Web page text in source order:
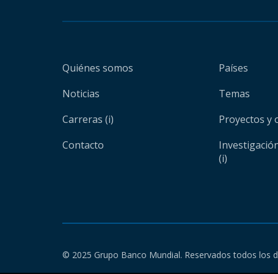
Quiénes somos
Noticias
Carreras (i)
Contacto
Países
Temas
Proyectos y
(i)
© 2025 Grupo Banco Mundial. Reservados todos los